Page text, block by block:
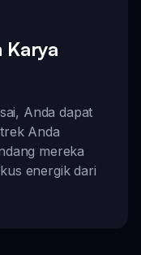
Karya
Anda dapat
Anda
mereka
energik dari